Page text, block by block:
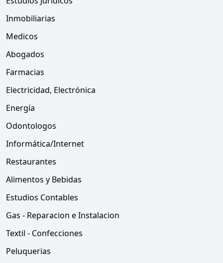
Inmobiliarias
Medicos
Abogados
Farmacias
Electricidad, Electrónica
Energía
Odontologos
Informática/Internet
Restaurantes
Alimentos y Bebidas
Estudios Contables
Gas - Reparacion e Instalacion
Textil - Confecciones
Peluquerias